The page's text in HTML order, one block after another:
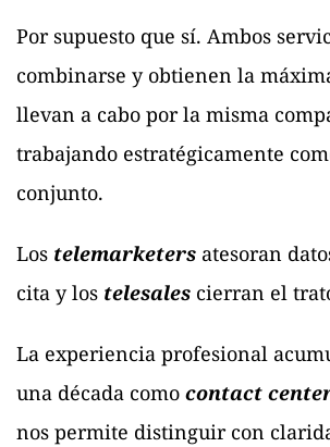
Por supuesto que sí. Ambos
combinarse y obtienen la
llevan a cabo por la misma
trabajando estratégicamente
conjunto.
Los telemarketers atesoran
cita y los telesales cierran el
La experiencia profesional
una década como contact
nos permite distinguir con